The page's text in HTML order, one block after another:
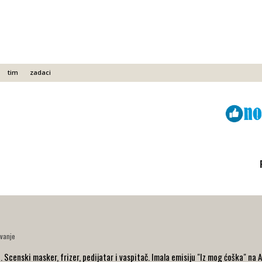
tim zadaci
Scenski masker, frizer, pedijatar i vaspitač. Imala emisiju "Iz mog ćoška" na